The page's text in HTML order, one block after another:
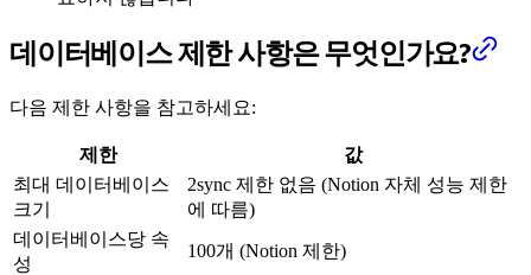
데이터베이스 제한 사항은 무엇인가요?
다음 제한 사항을 참고하세요:
제한
값
최대 데이터베이스
크기
2sync 제한 없음 (Notion 자체 성능 제한
에 따름)
데이터베이스당 속
성
100개 (Notion 제한)